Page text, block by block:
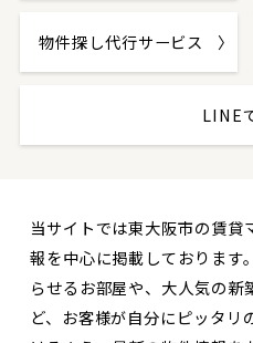
物件探し代行サービス
LINE
当サイトでは東大阪市の賃貸
報を中心に掲載しております
らせるお部屋や、大人気の新
ど、お客様が自分にピッタリ